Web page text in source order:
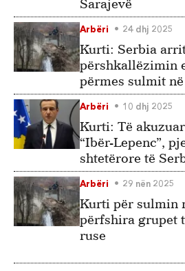
Sarajevë
Arbëri 24 dhj 2025
Kurti: Serbia
përshkallëzimin
përmes sulmit
Arbëri 10 dhj 2025
Kurti: Të
“Ibër-Lepenc”,
shtetërore të
Arbëri 29 nën 2025
Kurti për sulmin
përfshira grupet
ruse